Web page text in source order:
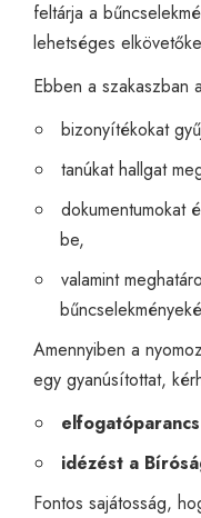
feltárja a
lehetséges
Ebben a szakaszban
bizonyítékokat
tanúkat hallgat
dokumentumokat
be,
valamint
Amennyiben a
egy gyanúsítottat,
idézést a
Fontos sajátosság,